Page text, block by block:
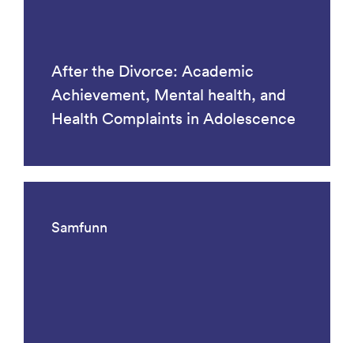
After the Divorce: Academic
Achievement, Mental health, and
Health Complaints in Adolescence
Samfunn